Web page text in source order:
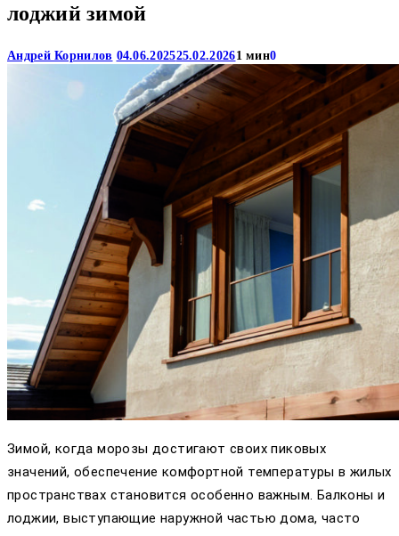
лоджий зимой
Андрей Корнилов 04.06.202525.02.20261 мин0
Зимой, когда морозы достигают своих пиковых
значений, обеспечение комфортной температуры в жилых
пространствах становится особенно важным. Балконы и
лоджии, выступающие наружной частью дома, часто